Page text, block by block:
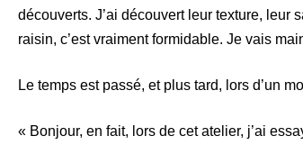
découverts. J’ai découvert leur texture, leur
raisin, c’est vraiment formidable. Je vais
Le temps est passé, et plus tard, lors d’un
« Bonjour, en fait, lors de cet atelier, j’ai